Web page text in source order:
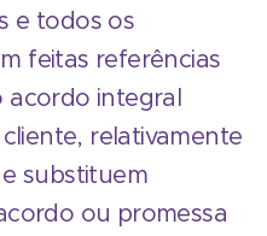
e todos os
feitas referências
acordo integral
relativamente
substituem
ou promessa